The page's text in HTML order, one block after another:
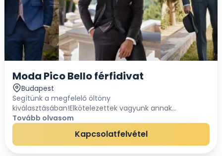
Moda Pico Bello férfidivat
Budapest
Segítünk a megfelelő öltöny
kiválasztásában!Elkötelezettek vagyunk annak
érdekében, hogy minőségi esküvői öltönye
legyen!Cégünk több, mint 27 évre tekinthet vissza és
bátran kijelenthetjük, ho...
Tovább olvasom
Kapcsolatfelvétel